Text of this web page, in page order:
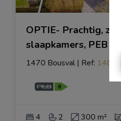
OPTIE- Prachtig,
slaapkamers, PEB B
1470 Bousval | Ref: 1483
4 2 300 m²